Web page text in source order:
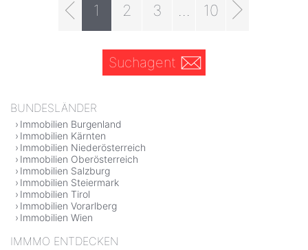
1 2 3 10
Suchagent
BUNDESLÄNDER
Immobilien Burgenland
Immobilien Kärnten
Immobilien Niederösterreich
Immobilien Oberösterreich
Immobilien Salzburg
Immobilien Steiermark
Immobilien Tirol
Immobilien Vorarlberg
Immobilien Wien
IMMMO ENTDECKEN